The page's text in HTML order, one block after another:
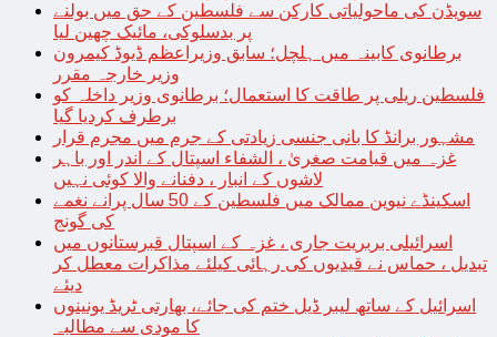
سویڈن کی ماحولیاتی کارکن سے فلسطین کے حق میں بولنے
پر بدسلوکی، مائیک چھین لیا
برطانوی کابینہ میں ہلچل؛ سابق وزیراعظم ڈیوڈ کیمرون
وزیر خارجہ مقرر
فلسطین ریلی پر طاقت کا استعمال؛ برطانوی وزیر داخلہ کو
برطرف کردیا گیا
مشہور برانڈ کا بانی جنسی زیادتی کے جرم میں مجرم قرار
غزہ میں قیامت صغریٰ ، الشفاء اسپتال کے اندر اور باہر
لاشوں کے انبار ، دفنانے والا کوئی نہیں
اسکینڈے نیوین ممالک میں فلسطین کے 50 سال پرانے نغمے
کی گونج
اسرائیلی بربریت جاری ، غزہ کے اسپتال قبرستانوں میں
تبدیل ، حماس نے قیدیوں کی رہائی کیلئے مذاکرات معطل کر
دیئے
اسرائیل کے ساتھ لیبر ڈیل ختم کی جائے، بھارتی ٹریڈ یونینوں
کا مودی سے مطالبہ